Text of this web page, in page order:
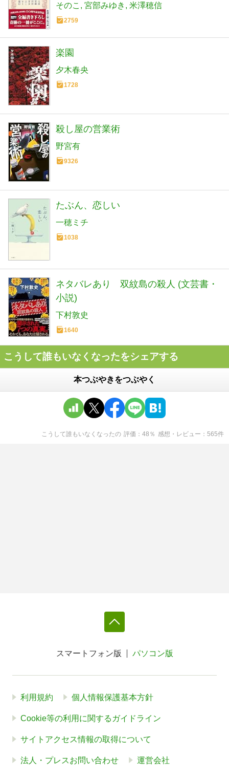
そのこ
宮部みゆき 米澤穂信
2759
楽園
夕木春央
1728
殺し屋の営業術
野宮有
9326
たぶん、恋しい
一穂ミチ
1038
ネタバレあり 双紋島の殺人 (文芸書・
小説)
下村敦史
1640
こうして誰もいなくなったをシェアする
本つぶやきをつぶやく
こうして誰もいなくなったの 評価 48 ％ 感想・レビュー 565件
スマートフォン版 パソコン版
利用規約 個人情報保護基本方針
Cookie等の利用に関するガイドライン
サイトアクセス情報の取得について
法人・プレスお問い合わせ 運営会社